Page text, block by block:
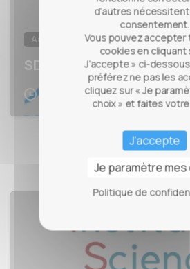
Actualités
SDVS Programme 2025-
17 septembre 2025
d’autres
consentement.
Vous pouvez accepter
cookies en cliquant
J’accepte » ci-
préférez ne pas les
cliquez sur « Je
choix » et faites
J'accepte
Je paramètre mes
Politique de